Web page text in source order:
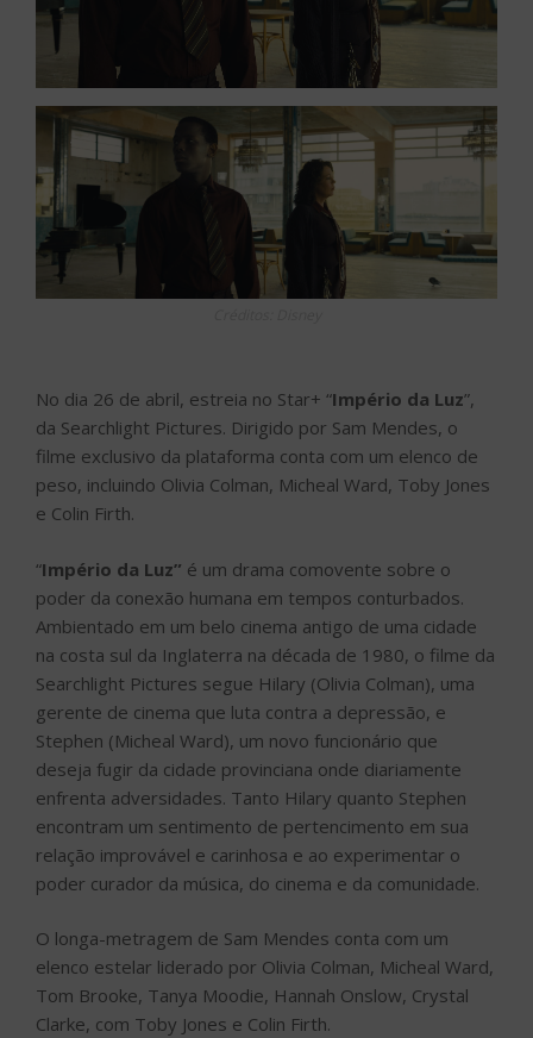
No dia 26 de abril, estreia no Star+ “Império da Luz”,
da Searchlight Pictures. Dirigido por Sam Mendes, o
filme exclusivo da plataforma conta com um elenco de
peso, incluindo Olivia Colman, Micheal Ward, Toby Jones
e Colin Firth.
“Império da Luz” é um drama comovente sobre o
poder da conexão humana em tempos conturbados.
Ambientado em um belo cinema antigo de uma cidade
na costa sul da Inglaterra na década de 1980, o filme da
Searchlight Pictures segue Hilary (Olivia Colman), uma
gerente de cinema que luta contra a depressão, e
Stephen (Micheal Ward), um novo funcionário que
deseja fugir da cidade provinciana onde diariamente
enfrenta adversidades. Tanto Hilary quanto Stephen
encontram um sentimento de pertencimento em sua
relação improvável e carinhosa e ao experimentar o
poder curador da música, do cinema e da comunidade.
O longa-metragem de Sam Mendes conta com um
elenco estelar liderado por Olivia Colman, Micheal Ward,
Tom Brooke, Tanya Moodie, Hannah Onslow, Crystal
Clarke, com Toby Jones e Colin Firth.